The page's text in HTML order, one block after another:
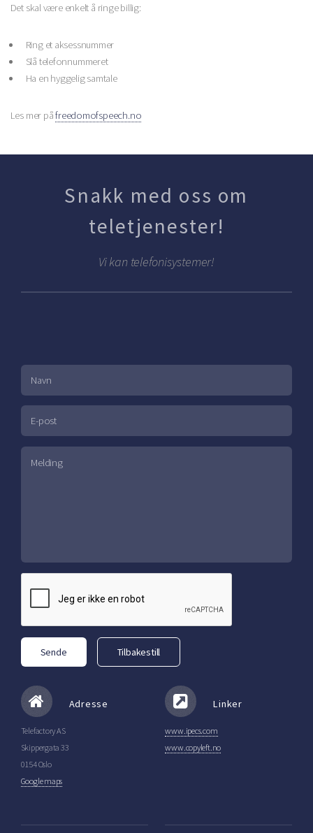
Det skal være enkelt å ringe billig:
Ring et aksessnummer
Slå telefonnummeret
Ha en hyggelig samtale
Les mer påfreedomofspeech.no
Snakk med oss om
teletjenester!
Vi kan telefonisystemer!
Adresse
Telefactory AS
Skippergata 33
0154 Oslo
Google maps
Linker
www.ipecs.com
www.copyleft.no